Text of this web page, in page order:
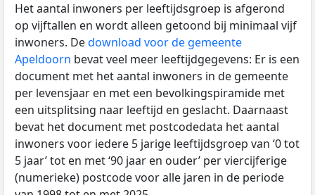
Het aantal inwoners per leeftijdsgroep is afgerond
op vijftallen en wordt alleen getoond bij minimaal vijf
inwoners. Dedownload voor de gemeente
Apeldoorn bevat veel meer leeftijdgegevens: Er is een
document met het aantal inwoners in de gemeente
per levensjaar en met een bevolkingspiramide met
een uitsplitsing naar leeftijd en geslacht. Daarnaast
bevat het document met postcodedata het aantal
inwoners voor iedere 5 jarige leeftijdsgroep van ‘0 tot
5 jaar’ tot en met ‘90 jaar en ouder’ per viercijferige
(numerieke) postcode voor alle jaren in de periode